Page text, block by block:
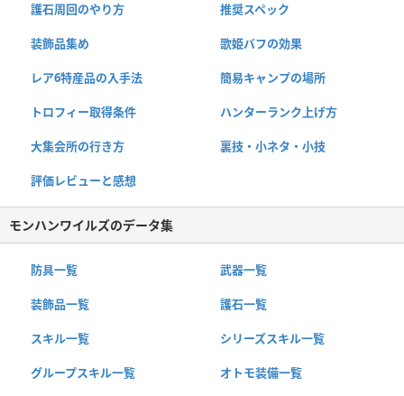
護石周回のやり方 推奨スペック
装飾品集め 歌姫バフの効果
レア6特産品の入手法 簡易キャンプの場所
トロフィー取得条件 ハンターランク上げ方
大集会所の行き方 裏技・小ネタ・小技
評価レビューと感想
モンハンワイルズのデータ集
防具一覧 武器一覧
装飾品一覧 護石一覧
スキル一覧 シリーズスキル一覧
グループスキル一覧 オトモ装備一覧